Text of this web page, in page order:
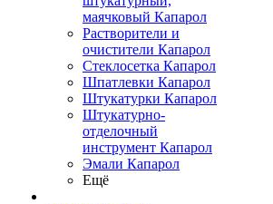
маячковый Капарол
Растворители и
очистители Капарол
Cтеклосетка Капарол
Шпатлевки Капарол
Штукатурки Капарол
Штукатурно-
отделочный
инструмент Капарол
Эмали Капарол
Ещё